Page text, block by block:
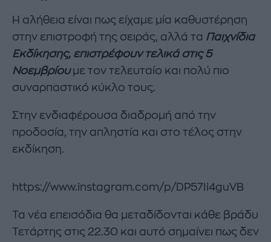
Η αλήθεια είναι πως είχαμε μία καθυστέρηση
στην επιστροφή της σειράς, αλλά τα Παιχνίδια
Εκδίκησης, επιστρέφουν τελικά στις 5
Νοεμβρίου με τον τελευταίο και πολύ πιο
συναρπαστικό κύκλο τους.
Στην ενδιαφέρουσα διαδρομή από την
προδοσία, την απληστία και στο τέλος στην
εκδίκηση.
https://www.instagram.com/p/DP57Ii4guVB
Τα νέα επεισόδια θα μεταδίδονται κάθε βράδυ
Τετάρτης στις 22.30 και αυτό σημαίνει πως δεν